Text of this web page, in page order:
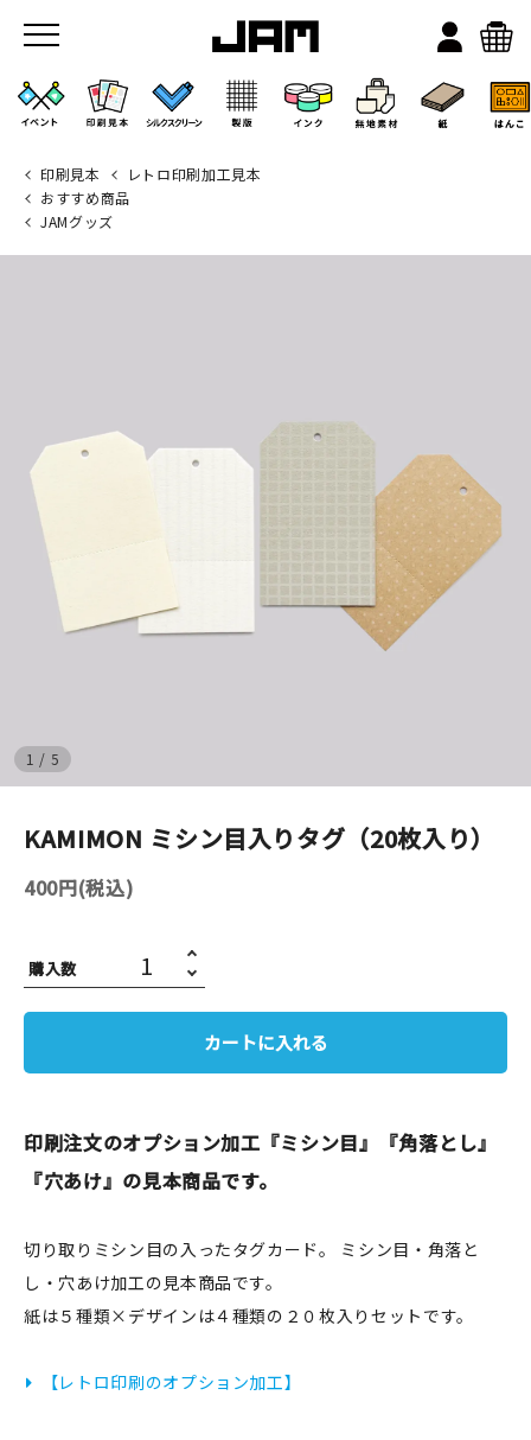
イベント
無地素材
本
台湾グッズ
読みもの
印刷見本
レトロ印刷加工見本
おすすめ商品
JAMグッズ
1 / 5
KAMIMON ミシン目入りタグ（20枚入り）
400円(税込)
購入数
カートに入れる
印刷注文のオプション加工『ミシン目』『角落とし』
『穴あけ』の見本商品です。
切り取りミシン目の入ったタグカード。 ミシン目・角落と
し・穴あけ加工の見本商品です。
紙は５種類×デザインは４種類の２０枚入りセットです。
【レトロ印刷のオプション加工】